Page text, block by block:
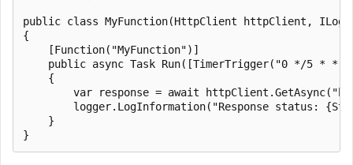
public class MyFunction(HttpClient httpClient,
{
    [Function("MyFunction")]
public async Task Run([TimerTrigger("0 */5 * *
    {
var response = await
logger.LogInformation("Response status:
    }